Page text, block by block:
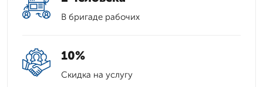
В бригаде рабочих
10%
Скидка на услугу